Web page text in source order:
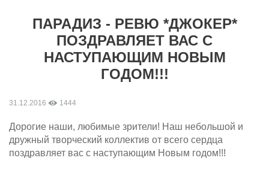
ПАРАДИЗ - РЕВЮ *ДЖОКЕР*
ПОЗДРАВЛЯЕТ ВАС С
НАСТУПАЮЩИМ НОВЫМ
ГОДОМ!!!
31.12.2016 1444
Дорогие наши, любимые зрители! Наш небольшой и
дружный творческий коллектив от всего сердца
поздравляет вас с наступающим Новым годом!!!